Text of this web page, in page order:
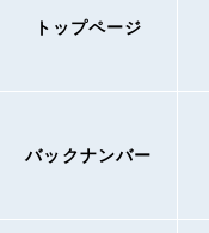
トップページ
バックナンバー